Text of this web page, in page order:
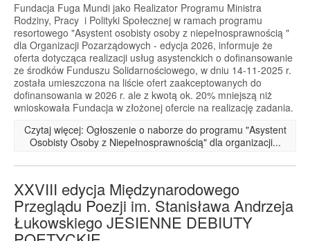
Fundacja Fuga Mundi jako Realizator Programu Ministra
Rodziny, Pracy i Polityki Społecznej w ramach programu
resortowego "Asystent osobisty osoby z niepełnosprawnością "
dla Organizacji Pozarządowych - edycja 2026, informuje że
oferta dotycząca realizacji usług asystenckich o dofinansowanie
ze środków Funduszu Solidarnościowego, w dniu 14-11-2025 r.
została umieszczona na liście ofert zaakceptowanych do
dofinansowania w 2026 r. ale z kwotą ok. 20% mniejszą niż
wnioskowała Fundacja w złożonej ofercie na realizację zadania.
Czytaj więcej: Ogłoszenie o naborze do programu "Asystent
Osobisty Osoby z Niepełnosprawnością" dla organizacji...
XXVIII edycja Międzynarodowego
Przeglądu Poezji im. Stanisława Andrzeja
Łukowskiego JESIENNE DEBIUTY